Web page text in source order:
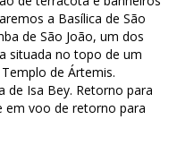
a Basílica de São
de São João, um dos
situada no topo de um
de Ártemis.
de Isa Bey. Retorno para
em voo de retorno para